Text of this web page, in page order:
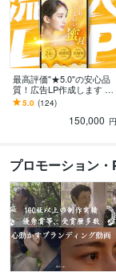
VOICEPEAK:3年
得意分野
動画編集・映像制作
YouTube 動画編集 法
SNS広告
Meta広告
Web制作・HP作成・
バナー WEB画像
ランディングページ
慶應義塾大学 2011年
語学力
英語 日常会話レベル
最高評価"★5.0"の安心品
質！広告LP作成します セ
ットで"広告動画"が50%O
FF！LP単品の制作も大歓
5.0 (124)
150,000 円
プロモーション